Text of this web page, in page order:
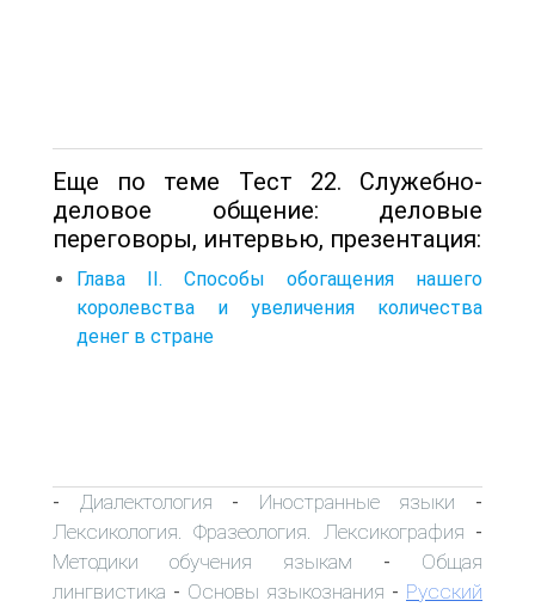
Еще по теме Тест 22. Служебно-
деловое общение: деловые
переговоры, интервью, презентация:
Глава II. Способы обогащения нашего
королевства и увеличения количества
денег в стране
- Диалектология - Иностранные языки -
Лексикология. Фразеология. Лексикография -
Методики обучения языкам - Общая
лингвистика - Основы языкознания - Русский